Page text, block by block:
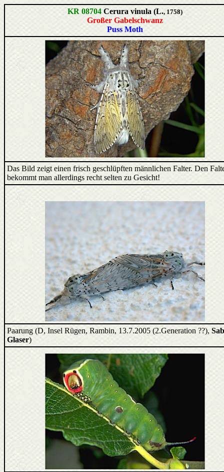
KR 08704 Cerura vinula (L., 1758)
Großer Gabelschwanz
Puss Moth
Das Bild zeigt einen frisch geschlüpften männlichen Falter. Den
bekommt man allerdings recht selten zu Gesicht!
Paarung (D, Insel Rügen, Rambin, 13.7.2005 (2.Generation ??),
Glaser)